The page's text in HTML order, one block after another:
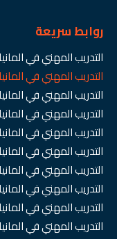
روابط سريعة
التدريب المهني في
التدريب المهني في
التدريب المهني في
التدريب المهني في
التدريب المهني في
التدريب المهني في
التدريب المهني في
التدريب المهني في
التدريب المهني في
التدريب المهني في